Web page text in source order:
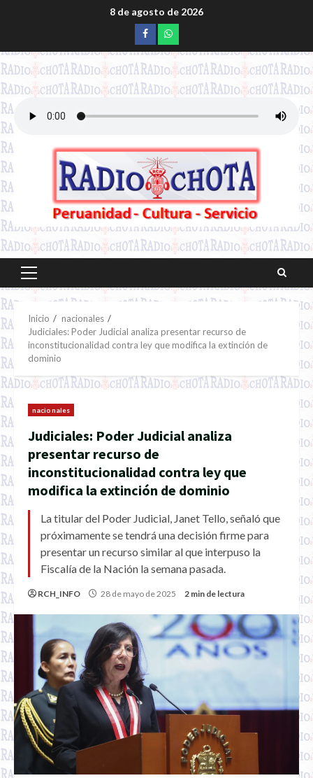
8 de agosto de 2026
Facebookwhatsapp
Menú
principal
Inicio
nacionales
Judiciales: Poder Judicial analiza presentar recurso de
inconstitucionalidad contra ley que modifica la extinción de
dominio
nacionales
Judiciales: Poder Judicial analiza
presentar recurso de
inconstitucionalidad contra ley que
modifica la extinción de dominio
La titular del Poder Judicial, Janet Tello, señaló que
próximamente se tendrá una decisión firme para
presentar un recurso similar al que interpuso la
Fiscalía de la Nación la semana pasada.
RCH_INFO 28 de mayo de 2025 2 min de lectura